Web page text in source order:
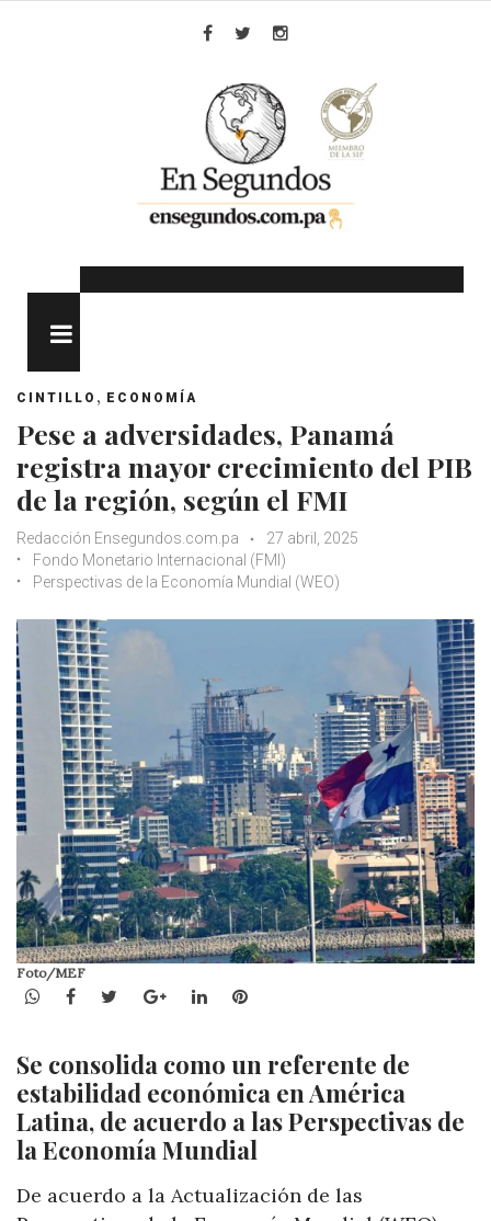
CINTILLO , ECONOMÍA
Pese a adversidades, Panamá
registra mayor crecimiento del PIB
de la región, según el FMI
Redacción Ensegundos.com.pa
27 abril, 2025
Fondo Monetario Internacional (FMI)
Perspectivas de la Economía Mundial (WEO)
Foto/MEF
WhatsApp
Facebook
TwitterGoogle+LinkedInPinterest
Se consolida como un referente de
estabilidad económica en América
Latina, de acuerdo a las Perspectivas de
la Economía Mundial
De acuerdo a la Actualización de las